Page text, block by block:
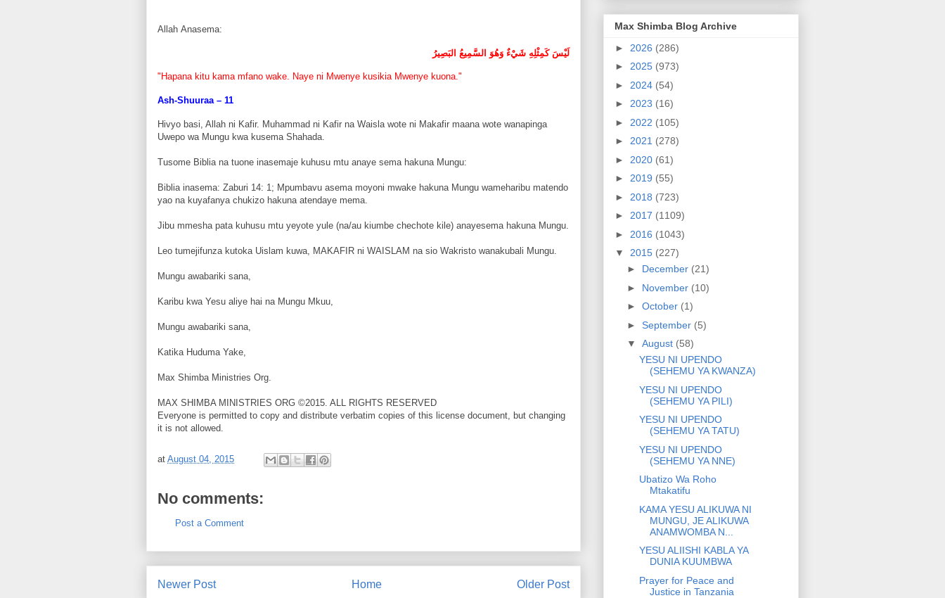
Allah Anasema:
لَيْسَ كَمِثْلِهِ شَيْءٌ وَهُوَ السَّمِيعُ البَصِيرُ
"Hapana kitu kama mfano wake. Naye ni Mwenye kusikia Mwenye kuona."
Ash-Shuuraa – 11
Hivyo basi, Allah ni Kafir. Muhammad ni Kafir na Waisla wote ni Makafir maana wote wanapinga
Uwepo wa Mungu kwa kusema Shahada.
Tusome Biblia na tuone inasemaje kuhusu mtu anaye sema hakuna Mungu:
Biblia inasema: Zaburi 14: 1; Mpumbavu asema moyoni mwake hakuna Mungu wameharibu matendo
yao na kuyafanya chukizo hakuna atendaye mema.
Jibu mmesha pata kuhusu mtu yeyote yule (na/au kiumbe chechote kile) anayesema hakuna Mungu.
Leo tumejifunza kutoka Uislam kuwa, MAKAFIR ni WAISLAM na sio Wakristo wanakubali Mungu.
Mungu awabariki sana,
Karibu kwa Yesu aliye hai na Mungu Mkuu,
Mungu awabariki sana,
Katika Huduma Yake,
Max Shimba Ministries Org.
MAX SHIMBA MINISTRIES ORG ©2015. ALL RIGHTS RESERVED
Everyone is permitted to copy and distribute verbatim copies of this license document, but changing
it is not allowed.
at August 04, 2015
No comments:
Post a Comment
Newer Post Older Post
Home
Max Shimba Blog Archive
► 2026 (286)
► 2025 (973)
► 2024 (54)
► 2023 (16)
► 2022 (105)
► 2021 (278)
► 2020 (61)
► 2019 (55)
► 2018 (723)
► 2017 (1109)
► 2016 (1043)
▼ 2015 (227)
► December (21)
► November (10)
► October (1)
► September (5)
▼ August (58)
YESU NI UPENDO
(SEHEMU YA KWANZA)
YESU NI UPENDO
(SEHEMU YA PILI)
YESU NI UPENDO
(SEHEMU YA TATU)
YESU NI UPENDO
(SEHEMU YA NNE)
Ubatizo Wa Roho
Mtakatifu
KAMA YESU ALIKUWA NI
MUNGU, JE ALIKUWA
ANAMWOMBA N...
YESU ALIISHI KABLA YA
DUNIA KUUMBWA
Prayer for Peace and
Justice in Tanzania